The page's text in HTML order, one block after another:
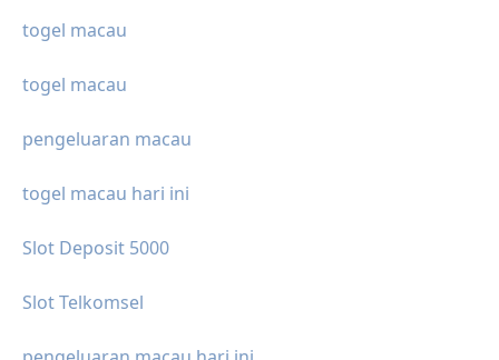
togel macau
togel macau
pengeluaran macau
togel macau hari ini
Slot Deposit 5000
Slot Telkomsel